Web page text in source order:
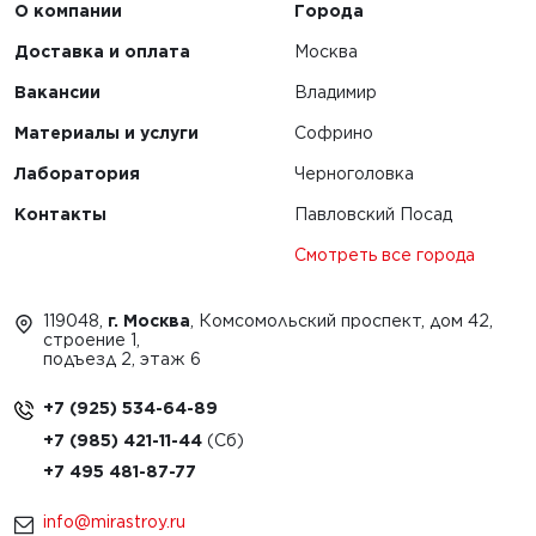
О компании
Доставка и оплата
Вакансии
Материалы и услуги
Лаборатория
Контакты
Города
Москва
Владимир
Софрино
Черноголовка
Павловский Посад
Смотреть все города
119048, г. Москва , Комсомольский проспект, дом 42,
строение 1,
подъезд 2, этаж 6
+7 (925) 534-64-89
+7 (985) 421-11-44
+7 495 481-87-77
info@mirastroy.ru